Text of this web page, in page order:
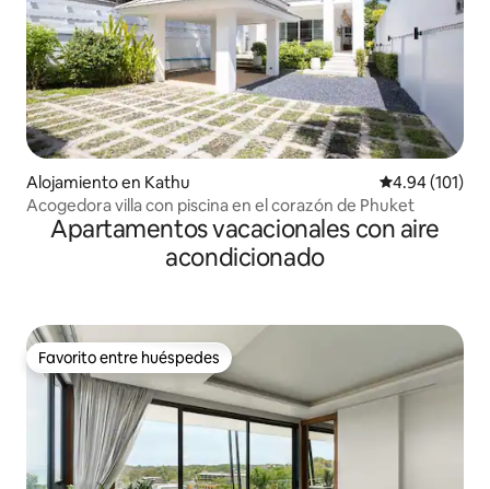
Alojamiento en Kathu Calificación
4.94 (101)
Acogedora villa con piscina en el corazón de Phuket
Apartamentos vacacionales con aire
acondicionado
Favorito entre huéspedes
Favorito entre huéspedes